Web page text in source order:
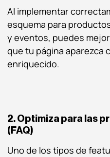
Al implementar
esquema para
y eventos, puedes
que tu página aparezca
enriquecido.
2. Optimiza para las
(FAQ)
Uno de los tipos de